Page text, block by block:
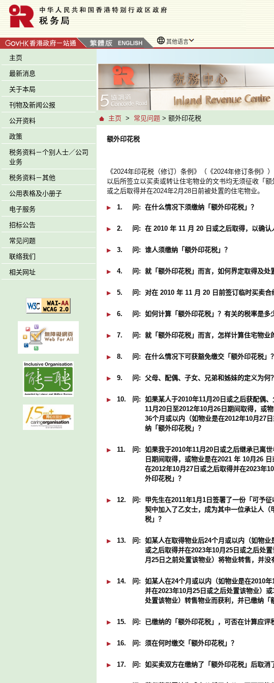
其他语言
主页
最新消息
关于本局
刊物及新闻公报
公开资料
政策
税务资料－个别人士／公司
业务
税务资料－其他
公用表格及小册子
电子服务
招标公告
常见问题
联络我们
相关网址
主页 > 常见问题 > 额外印花税
额外印花税
《2024年印花税（修订）条例》（《2024年修订条例
以后所签立以买卖或转让住宅物业的文书均无须征收「
或之后取得并在2024年2月28日前被处置的住宅物业。
1. 问: 在什么情况下须缴纳「额外印花税」？
2. 问: 在 2010 年 11 月 20 日或之后取得，以确
3. 问: 谁人须缴纳「额外印花税」？
4. 问: 就「额外印花税」而言，如何界定取得及处
5. 问: 对在 2010 年 11 月 20 日前签订临时买卖
6. 问: 如何计算「额外印花税」？有关的税率是多
7. 问: 就「额外印花税」而言，怎样计算住宅物业
8. 问: 在什么情况下可获豁免缴交「额外印花税」？
9. 问: 父母、配偶、子女、兄弟和姊妹的定义为何？
10. 问: 如果某人于2010年11月20日或之后获配偶
11月20日至2012年10月26日期间取得，或
36个月或以内（如物业是在2012年10月27
纳「额外印花税」？
11. 问: 如果我于2010年11月20日或之后继承已离
日期间取得，或物业是在2021 年 10月26
在2012年10月27日或之后取得并在2023年
外印花税」？
12. 问:
甲先生在2011年1月1日签署了一份「可予
契中加入了乙女士，成为其中一位承让人
税」？
13. 问: 如某人在取得物业后24个月或以内（如物业
或之后取得并在2023年10月25日或之后处
月25日之前处置该物业）将物业转售，并没
14. 问: 如某人在24个月或以内（如物业是在2010
并在2023年10月25日或之后处置该物业）
处置该物业）转售物业而获利，并已缴纳「
15. 问: 已缴纳的「额外印花税」，可否在计算应评
16. 问: 须在何时缴交「额外印花税」？
17. 问: 如买卖双方在缴纳了「额外印花税」后取消